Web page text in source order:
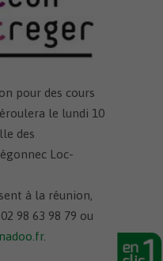
pour des cours
le lundi 10
des
Loc-
à la réunion,
98 63 98 79 ou
.